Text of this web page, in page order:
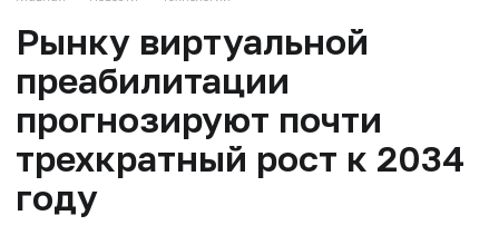
Рынку виртуальной
преабилитации
прогнозируют почти
трехкратный рост к 2034
году